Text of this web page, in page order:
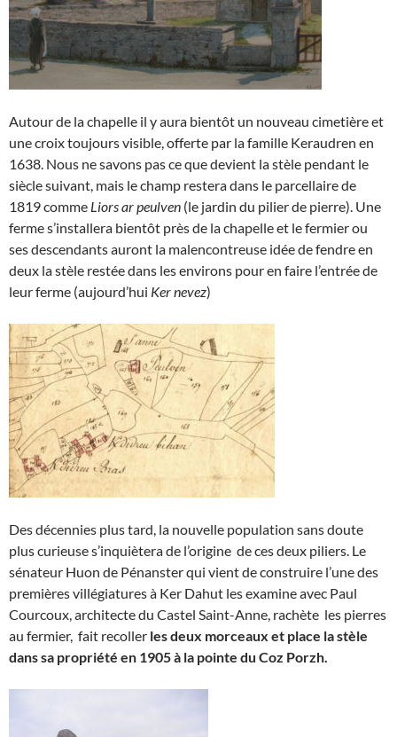
Autour de la chapelle il y aura bientôt un nouveau cimetière et
une croix toujours visible, offerte par la famille Keraudren en
1638. Nous ne savons pas ce que devient la stèle pendant le
siècle suivant, mais le champ restera dans le parcellaire de
1819 comme Liors ar peulven (le jardin du pilier de pierre). Une
ferme s’installera bientôt près de la chapelle et le fermier ou
ses descendants auront la malencontreuse idée de fendre en
deux la stèle restée dans les environs pour en faire l’entrée de
leur ferme (aujourd’hui Ker nevez)
Des décennies plus tard, la nouvelle population sans doute
plus curieuse s’inquiètera de l’origine de ces deux piliers. Le
sénateur Huon de Pénanster qui vient de construire l’une des
premières villégiatures à Ker Dahut les examine avec Paul
Courcoux, architecte du Castel Saint-Anne, rachète les pierres
au fermier, fait recoller les deux morceaux et place la stèle
dans sa propriété en 1905 à la pointe du Coz Porzh.